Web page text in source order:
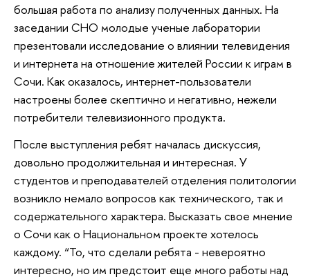
большая работа по анализу полученных данных. На
заседании СНО молодые ученые лаборатории
презентовали исследование о влиянии телевидения
и интернета на отношение жителей России к играм в
Сочи. Как оказалось, интернет-пользователи
настроены более скептично и негативно, нежели
потребители телевизионного продукта.
После выступления ребят началась дискуссия,
довольно продолжительная и интересная. У
студентов и преподавателей отделения политологии
возникло немало вопросов как технического, так и
содержательного характера. Высказать свое мнение
о Сочи как о Национальном проекте хотелось
каждому. “То, что сделали ребята - невероятно
интересно, но им предстоит еще много работы над